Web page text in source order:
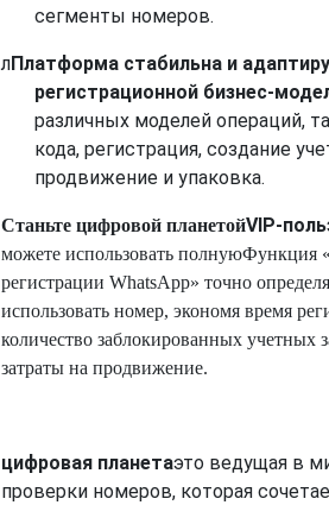
сегменты номеров.
лПлатформа стабильна и
регистрационной бизнес-
различных моделей операций,
кода, регистрация, создание
продвижение и упаковка.
Станьте цифровой планетойVIP-
можете использовать полнуюФункция
регистрации WhatsApp» точно
использовать номер, экономя время
количество заблокированных учетных
затраты на продвижение.
цифровая планетаэто ведущая в
проверки номеров, которая